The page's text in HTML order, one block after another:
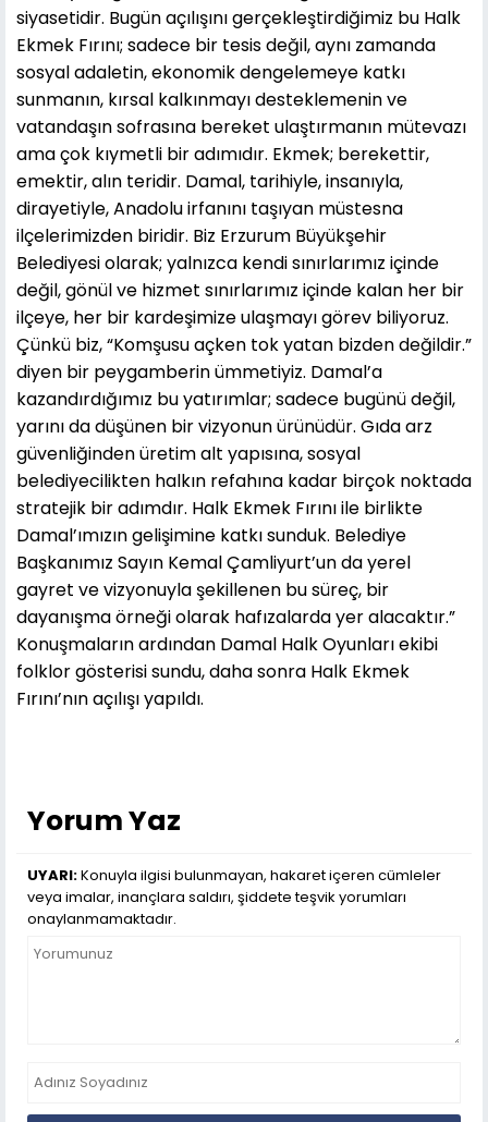
siyasetidir. Bugün açılışını gerçekleştirdiğimiz bu Halk
Ekmek Fırını; sadece bir tesis değil, aynı zamanda
sosyal adaletin, ekonomik dengelemeye katkı
sunmanın, kırsal kalkınmayı desteklemenin ve
vatandaşın sofrasına bereket ulaştırmanın mütevazı
ama çok kıymetli bir adımıdır. Ekmek; berekettir,
emektir, alın teridir. Damal, tarihiyle, insanıyla,
dirayetiyle, Anadolu irfanını taşıyan müstesna
ilçelerimizden biridir. Biz Erzurum Büyükşehir
Belediyesi olarak; yalnızca kendi sınırlarımız içinde
değil, gönül ve hizmet sınırlarımız içinde kalan her bir
ilçeye, her bir kardeşimize ulaşmayı görev biliyoruz.
Çünkü biz, “Komşusu açken tok yatan bizden değildir.”
diyen bir peygamberin ümmetiyiz. Damal’a
kazandırdığımız bu yatırımlar; sadece bugünü değil,
yarını da düşünen bir vizyonun ürünüdür. Gıda arz
güvenliğinden üretim alt yapısına, sosyal
belediyecilikten halkın refahına kadar birçok noktada
stratejik bir adımdır. Halk Ekmek Fırını ile birlikte
Damal’ımızın gelişimine katkı sunduk. Belediye
Başkanımız Sayın Kemal Çamliyurt’un da yerel
gayret ve vizyonuyla şekillenen bu süreç, bir
dayanışma örneği olarak hafızalarda yer alacaktır.”
Konuşmaların ardından Damal Halk Oyunları ekibi
folklor gösterisi sundu, daha sonra Halk Ekmek
Fırını’nın açılışı yapıldı.
Yorum Yaz
UYARI:Konuyla ilgisi bulunmayan, hakaret içeren cümleler
veya imalar, inançlara saldırı, şiddete teşvik yorumları
onaylanmamaktadır.